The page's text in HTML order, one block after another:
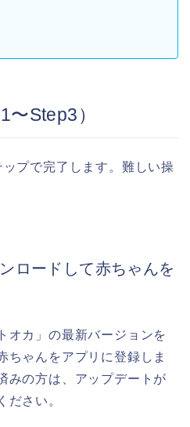
Step3）
プで完了します。難しい操
ロードして赤ちゃんを
オカ」の最新バージョンを
ちゃんをアプリに登録しま
みの方は、アップデートが
ださい。